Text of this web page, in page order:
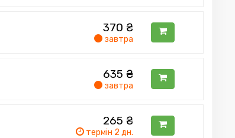
370 ₴
завтра
635 ₴
завтра
265 ₴
термін 2 дн.